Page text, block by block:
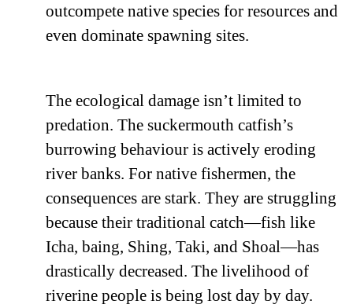
outcompete native species for resources and
even dominate spawning sites.
The ecological damage isn’t limited to
predation. The suckermouth catfish’s
burrowing behaviour is actively eroding
river banks. For native fishermen, the
consequences are stark. They are struggling
because their traditional catch—fish like
Icha, baing, Shing, Taki, and Shoal—has
drastically decreased. The livelihood of
riverine people is being lost day by day.